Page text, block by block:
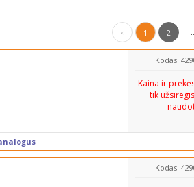
< 1 2
Kodas:
Kaina ir
tik
Kodas: